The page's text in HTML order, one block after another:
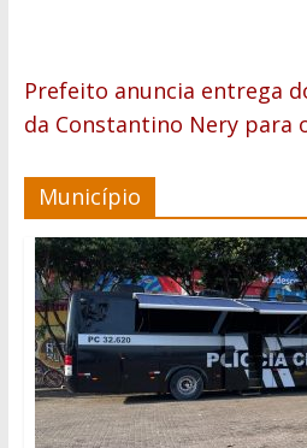
Prefeito anuncia entrega
da Constantino Nery para
Município